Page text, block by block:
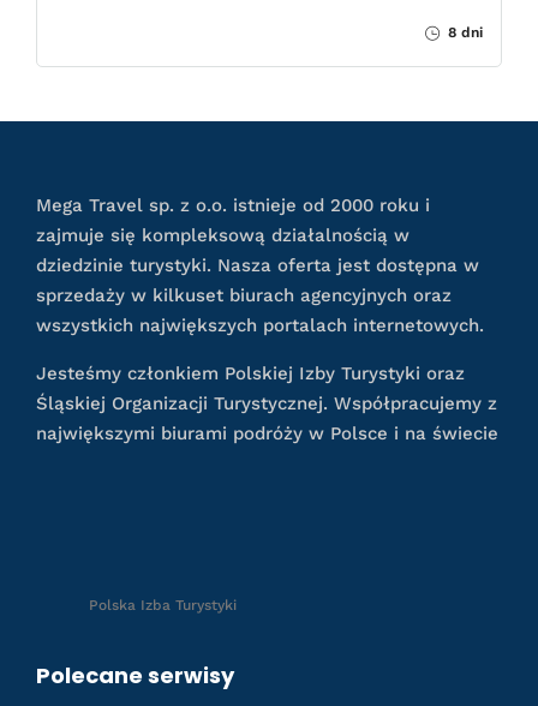
8 dni
Mega Travel sp. z o.o. istnieje od 2000 roku i
zajmuje się kompleksową działalnością w
dziedzinie turystyki. Nasza oferta jest dostępna w
sprzedaży w kilkuset biurach agencyjnych oraz
wszystkich największych portalach internetowych.
Jesteśmy członkiem Polskiej Izby Turystyki oraz
Śląskiej Organizacji Turystycznej. Współpracujemy z
największymi biurami podróży w Polsce i na świecie
Polska Izba Turystyki
Polecane serwisy